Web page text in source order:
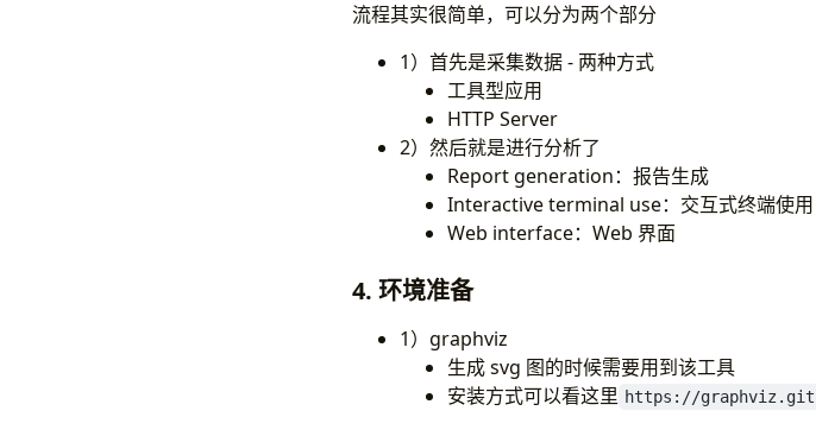
流程其实很简单，可以分为两个部分
1）首先是采集数据 - 两种方式
工具型应用
HTTP Server
2）然后就是进行分析了
Report generation：报告生成
Interactive terminal use：交互式终端使用
Web interface：Web 界面
4. 环境准备
1）graphviz
生成 svg 图的时候需要用到该工具
安装方式可以看这里 https://